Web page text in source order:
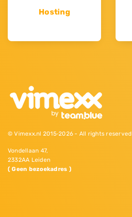
Hosting
© Vimexx.nl 2015‐2026 - All rights reserved
Vondellaan 47,
2332AA Leiden
( Geen bezoekadres )